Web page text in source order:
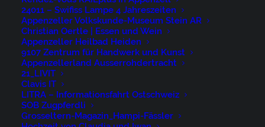
24011 – Swifiss Lampe 4 Jahreszeiten
Appenzeller Volkskunde-Museum Stein AR
Christian Oertle | Essen und Wein
Appenzeller Heilbad Heiden
9107 Zentrum für Handwerk und Kunst
Appenzellerland Ausserrohdertracht
21_LIVIT
Clavis IT
LITRA – Informationsfahrt Ostschweiz
SOB Zugpferdli
Grosseltern-Magazin_Hampi-Fässler
© 2026 ARTWIESE.All rights reserved